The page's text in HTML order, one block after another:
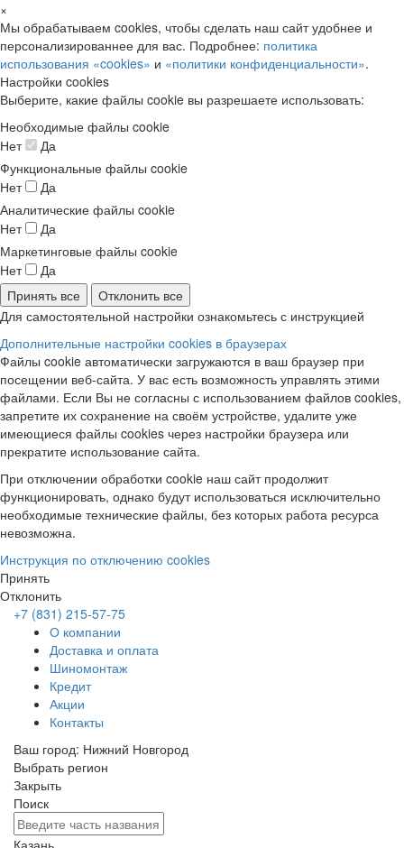
×
Мы обрабатываем cookies, чтобы сделать наш сайт удобнее и
персонализированнее для вас. Подробнее: политика
использования «cookies» и «политики конфиденциальности».
Настройки cookies
Выберите, какие файлы cookie вы разрешаете использовать:
Необходимые файлы cookie
Нет
Да
Функциональные файлы cookie
Нет
Да
Аналитические файлы cookie
Нет
Да
Маркетинговые файлы cookie
Нет
Да
Принять все
Отклонить все
Для самостоятельной настройки ознакомьтесь с инструкцией
Дополнительные настройки cookies в браузерах
Файлы cookie автоматически загружаются в ваш браузер при
посещении веб-сайта. У вас есть возможность управлять этими
файлами. Если Вы не согласны с использованием файлов cookies,
запретите их сохранение на своём устройстве, удалите уже
имеющиеся файлы cookies через настройки браузера или
прекратите использование сайта.
При отключении обработки cookie наш сайт продолжит
функционировать, однако будут использоваться исключительно
необходимые технические файлы, без которых работа ресурса
невозможна.
Инструкция по отключению cookies
Принять
Отклонить
+7 (831) 215-57-75
О компании
Доставка и оплата
Шиномонтаж
Кредит
Акции
Контакты
Ваш город: Нижний Новгород
Выбрать регион
Закрыть
Поиск
Казань